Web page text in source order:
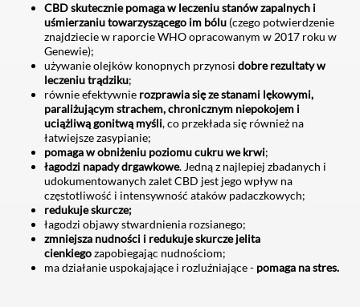
CBD skutecznie pomaga w leczeniu stanów zapalnych i
uśmierzaniu towarzyszącego im bólu (czego potwierdzenie
znajdziecie w raporcie WHO opracowanym w 2017 roku w
Genewie);
używanie olejków konopnych przynosi dobre rezultaty w
leczeniu trądziku;
równie efektywnie rozprawia się ze stanami lękowymi,
paraliżującym strachem, chronicznym niepokojem i
uciążliwą gonitwą myśli, co przekłada się również na
łatwiejsze zasypianie;
pomaga w obniżeniu poziomu cukru we krwi;
łagodzi napady drgawkowe. Jedną z najlepiej zbadanych i
udokumentowanych zalet CBD jest jego wpływ na
częstotliwość i intensywność ataków padaczkowych;
redukuje skurcze;
łagodzi objawy stwardnienia rozsianego;
zmniejsza nudności i redukuje skurcze jelita
cienkiegozapobiegając nudnościom;
ma działanie uspokajające i rozluźniające - pomaga na stres.